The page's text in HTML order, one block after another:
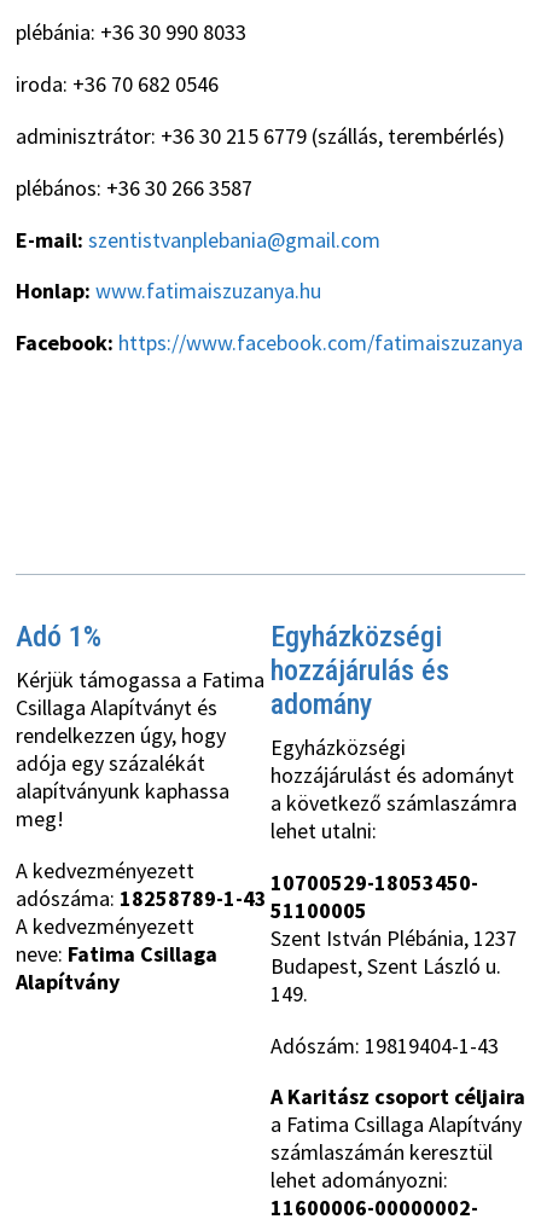
plébánia: +36 30 990 8033
iroda: +36 70 682 0546
adminisztrátor: +36 30 215 6779 (szállás, terembérlés)
plébános: +36 30 266 3587
E-mail: szentistvanplebania@gmail.com
Honlap: www.fatimaiszuzanya.hu
Facebook: https://www.facebook.com/fatimaiszuzanya
Adó 1%
Kérjük támogassa a Fatima
Csillaga Alapítványt és
rendelkezzen úgy, hogy
adója egy százalékát
alapítványunk kaphassa
meg!
A kedvezményezett
adószáma: 18258789-1-43
A kedvezményezett
neve: Fatima Csillaga
Alapítvány
Egyházközségi
hozzájárulás és
adomány
Egyházközségi
hozzájárulást és adományt
a következő számlaszámra
lehet utalni:
10700529-18053450-
51100005
Szent István Plébánia, 1237
Budapest, Szent László u.
149.
Adószám: 19819404-1-43
A Karitász csoport céljaira
a Fatima Csillaga Alapítvány
számlaszámán keresztül
lehet adományozni:
11600006-00000002-